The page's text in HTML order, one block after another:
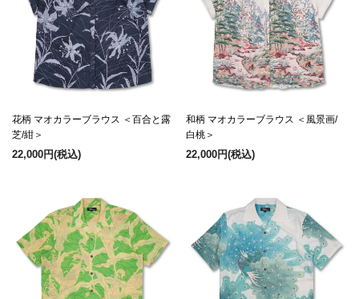
花柄 マオカラーブラウス ＜百合と露
芝/紺＞
22,000円(税込)
和柄 マオカラーブラウス ＜風景画/
白桃＞
22,000円(税込)